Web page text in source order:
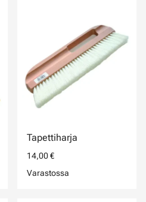
Tapettiharja
14,00 €
Varastossa